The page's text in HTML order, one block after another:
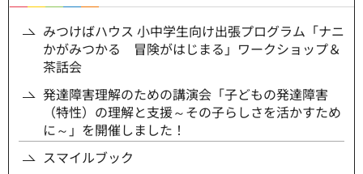
みつけばハウス 小中学生向け出張プログラム「ナニ
かがみつかる 冒険がはじまる」ワークショップ＆
茶話会
発達障害理解のための講演会「子どもの発達障害
（特性）の理解と支援～その子らしさを活かすため
に～」を開催しました！
スマイルブック